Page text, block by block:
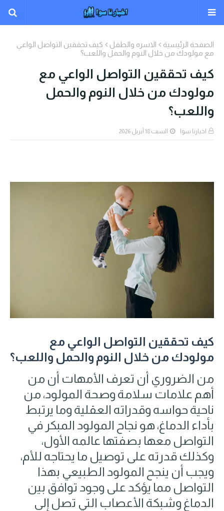
الصفحة الرئيسية الاسره والطفل
كيف تحققين التواصل الواعي
مع مولودك من خلال النوم والحمل واللعب؟
كيف تحققين التواصل الواعي مع
مولودك من خلال النوم والحمل
واللعب؟
اخبارنا سوا السبت 18 أبريل 2026
كيف تحققين التواصل الواعي مع
مولودك من خلال النوم والحمل واللعب؟
من الضروري أن تعرف الأمهات أن من
أهم علامات سلامة وصحة المولود، من
ناحية حواسه وقدراته العقلية وما يرتبط
بأداء الدماغ، هو نجاح المولود المبكر في
التواصل معها بصفتها عالمه الأول،
وكذلك قدرته على توصيل ما يحتاجه للأم،
ويجب أن ينجح المولود الطبيعي بهذا
التواصل مما يؤكد على وجود توافق بين
الدماغ وشبكة الأعصاب التي تصل إلى